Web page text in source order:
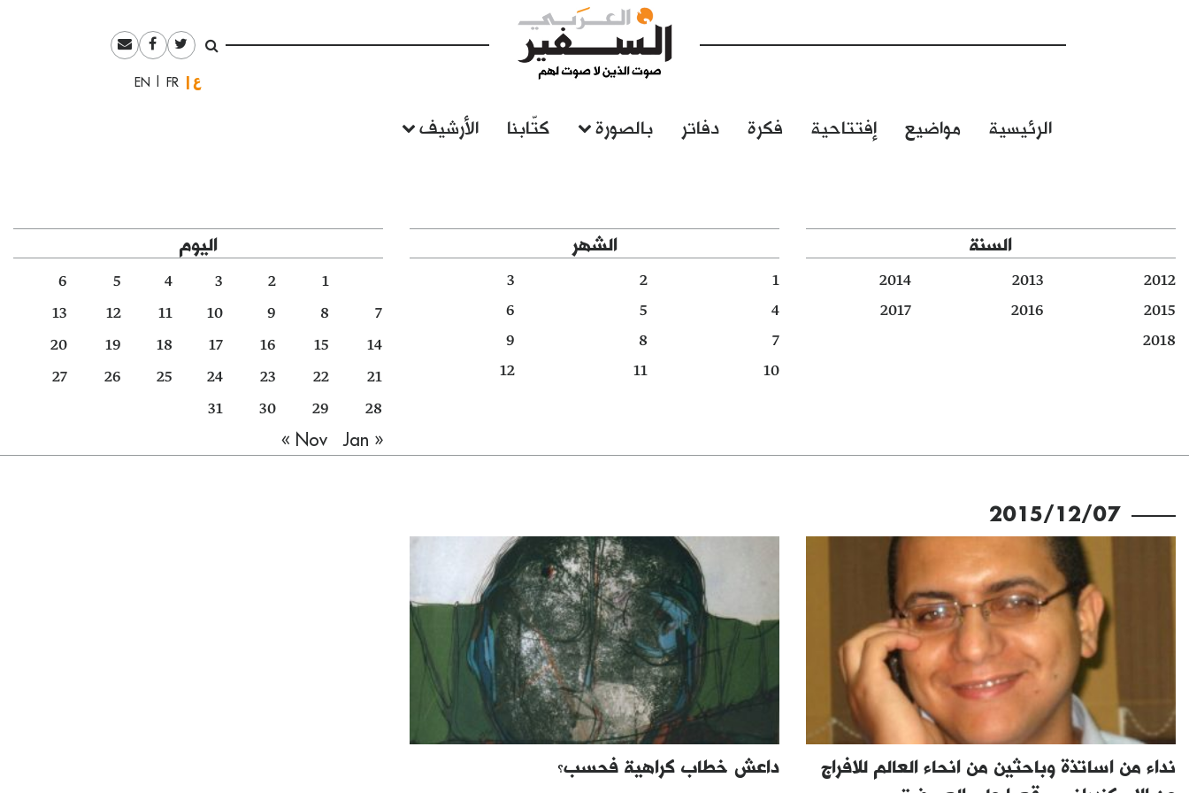
العربيةFrançais
English
الرئيسية مواضيع إفتتاحية فكرة دفاتر بالصورة كتّابنا الأرشيف
السنة
2012
2013
2014
2015
2016
2017
2018
الشهر
1
2
3
4
5
6
7
8
9
10
11
12
اليوم
1
2
3
4
5
6
7
8
9
10
11
12
13
14
15
16
17
18
19
20
21
22
23
24
25
26
27
28
29
30
31
« Nov
Jan »
2015/12/07
نداء من اساتذة وباحثين من انحاء العالم للافراج
داعش خطاب كراهية فحسب؟